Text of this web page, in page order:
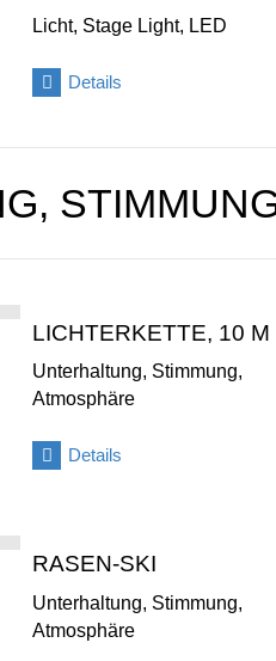
Licht, Stage Light, LED
Details
LICHTERKETTE, 10 M
Unterhaltung, Stimmung,
Atmosphäre
Details
RASEN-SKI
Unterhaltung, Stimmung,
Atmosphäre